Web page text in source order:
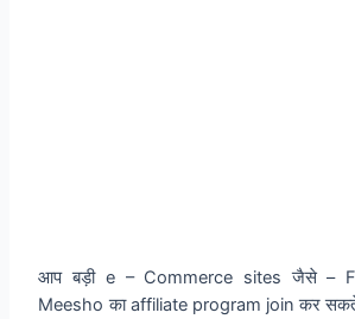
आप बड़ी e – Commerce sites जैसे –
Meesho का affiliate program join कर